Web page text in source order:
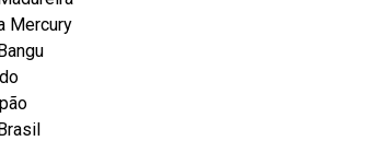
Mercury